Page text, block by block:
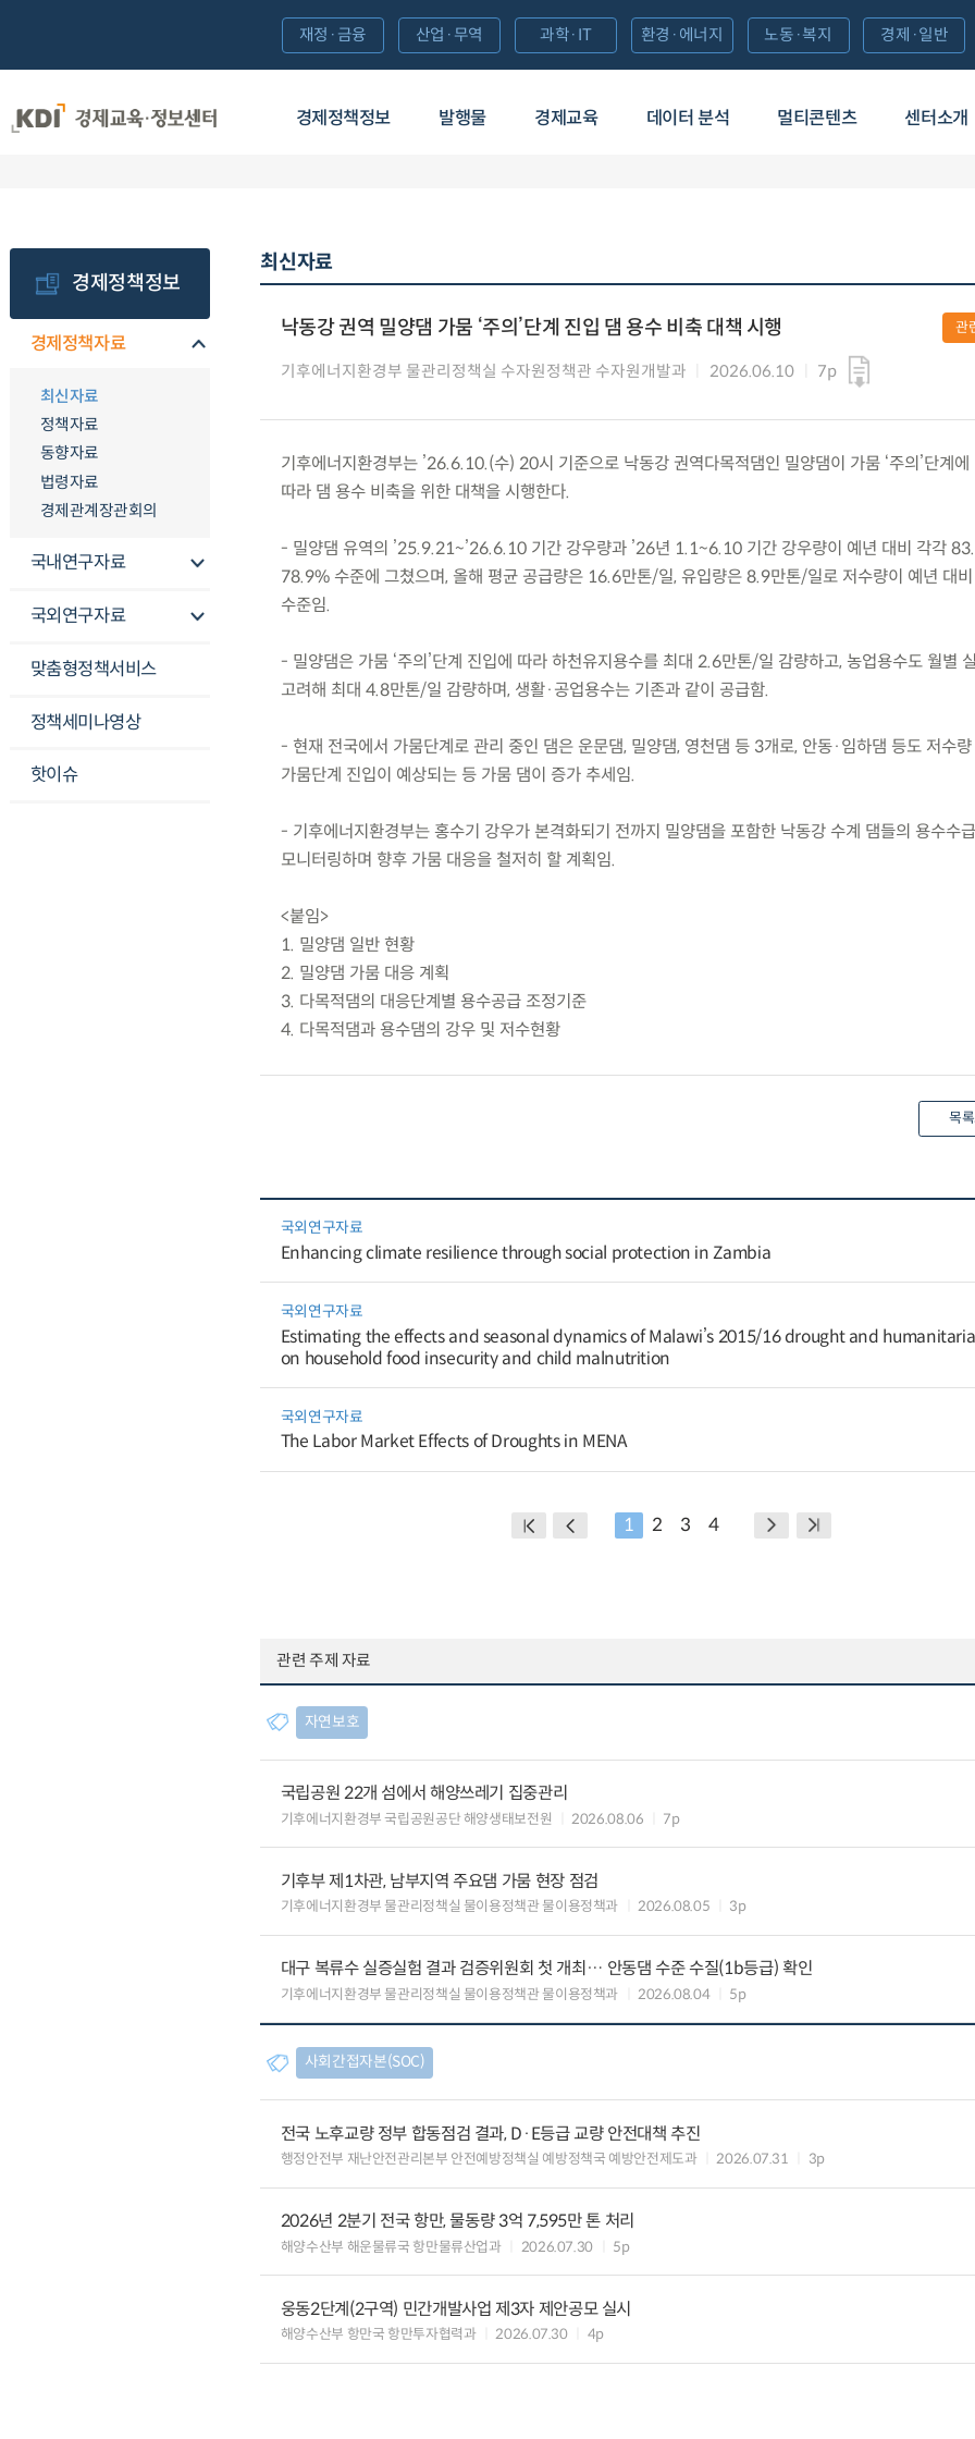
경제정책정보 발행물 경제교육 데이터 분석 멀티콘텐츠 센터소개
재정·금융 산업·무역 과학·IT 환경·에너지 노동·복지 경제·일반
경제정책정보
경제정책자료
최신자료
정책자료
동향자료
법령자료
경제관계장관회의
국내연구자료
국외연구자료
맞춤형정책서비스
정책세미나영상
핫이슈
최신자료
낙동강 권역 밀양댐 가뭄 ‘주의’단계 진입 댐 용수 비축 대책 시행
기후에너지환경부 물관리정책실 수자원정책관 수자원개발과 2026.06.10 7p
관
기후에너지환경부는 ’26.6.10.(수) 20시 기준으로 낙동강 권역다목적댐인 밀양댐이 가뭄 ‘주의’단계에
따라 댐 용수 비축을 위한 대책을 시행한다.
- 밀양댐 유역의 ’25.9.21~’26.6.10 기간 강우량과 ’26년 1.1~6.10 기간 강우량이 예년 대비 각각
78.9% 수준에 그쳤으며, 올해 평균 공급량은 16.6만톤/일, 유입량은 8.9만톤/일로 저수량이 예년 대
수준임.
- 밀양댐은 가뭄 ‘주의’단계 진입에 따라 하천유지용수를 최대 2.6만톤/일 감량하고, 농업용수도 월별
고려해 최대 4.8만톤/일 감량하며, 생활·공업용수는 기존과 같이 공급함.
- 현재 전국에서 가뭄단계로 관리 중인 댐은 운문댐, 밀양댐, 영천댐 등 3개로, 안동·임하댐 등도 저수
가뭄단계 진입이 예상되는 등 가뭄 댐이 증가 추세임.
- 기후에너지환경부는 홍수기 강우가 본격화되기 전까지 밀양댐을 포함한 낙동강 수계 댐들의 용수수
모니터링하며 향후 가뭄 대응을 철저히 할 계획임.
<붙임>
1. 밀양댐 일반 현황
2. 밀양댐 가뭄 대응 계획
3. 다목적댐의 대응단계별 용수공급 조정기준
4. 다목적댐과 용수댐의 강우 및 저수현황
목
국외연구자료
Enhancing climate resilience through social protection in Zambia
국외연구자료
Estimating the effects and seasonal dynamics of Malawi’s 2015/16 drought and
on household food insecurity and child malnutrition
국외연구자료
The Labor Market Effects of Droughts in MENA
1 2 3 4
관련 주제 자료
자연보호
국립공원 22개 섬에서 해양쓰레기 집중관리
기후에너지환경부 국립공원공단 해양생태보전원 2026.08.06 7p
기후부 제1차관, 남부지역 주요댐 가뭄 현장 점검
기후에너지환경부 물관리정책실 물이용정책관 물이용정책과 2026.08.05 3p
대구 복류수 실증실험 결과 검증위원회 첫 개최… 안동댐 수준 수질(1b등급) 확인
기후에너지환경부 물관리정책실 물이용정책관 물이용정책과 2026.08.04 5p
사회간접자본(SOC)
전국 노후교량 정부 합동점검 결과, D·E등급 교량 안전대책 추진
행정안전부 재난안전관리본부 안전예방정책실 예방정책국 예방안전제도과 2026.07.31 3p
2026년 2분기 전국 항만, 물동량 3억 7,595만 톤 처리
해양수산부 해운물류국 항만물류산업과 2026.07.30 5p
웅동2단계(2구역) 민간개발사업 제3자 제안공모 실시
해양수산부 항만국 항만투자협력과 2026.07.30 4p